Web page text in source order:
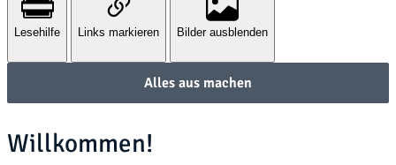
Lesehilfe Links markieren Bilder ausblenden
Alles aus machen
Willkommen!